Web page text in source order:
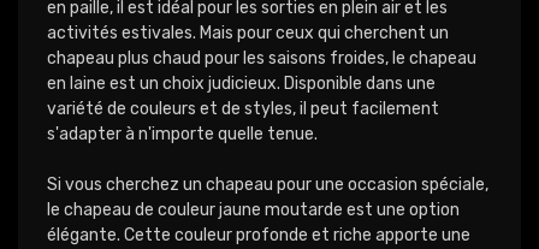
en paille, il est idéal pour les sorties en plein air et les
activités estivales. Mais pour ceux qui cherchent un
chapeau plus chaud pour les saisons froides, le chapeau
en laine est un choix judicieux. Disponible dans une
variété de couleurs et de styles, il peut facilement
s'adapter à n'importe quelle tenue.
Si vous cherchez un chapeau pour une occasion spéciale,
le chapeau de couleur jaune moutarde est une option
élégante. Cette couleur profonde et riche apporte une